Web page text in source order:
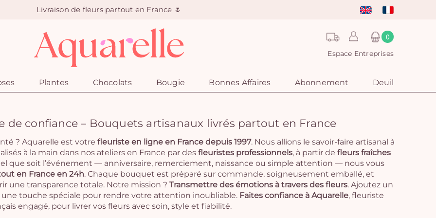
Livraison de fleurs partout en France 🌷
0
Espace Entreprises
Plantes Chocolats Bougie Bonnes Affaires Abonnement Deuil
de confiance – Bouquets artisanaux livrés partout en France
? Aquarelle est votre fleuriste en ligne en France depuis 1997. Nous allions le savoir-faire artisanal à
à la main dans nos ateliers en France par des fleuristes professionnels, à partir de fleurs fraîches
que soit l’événement — anniversaire, remerciement, naissance ou simple attention — nous vous
en France en 24h. Chaque bouquet est préparé sur commande, soigneusement emballé, et
une transparence totale. Notre mission ? Transmettre des émotions à travers des fleurs. Ajoutez un
touche spéciale pour rendre votre attention inoubliable. Faites confiance à Aquarelle, fleuriste
engagé, pour livrer vos fleurs avec soin, style et fiabilité.